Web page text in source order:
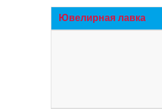
Ювелирная лавка